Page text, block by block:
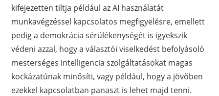
kifejezetten tiltja például az AI használatát
munkavégzéssel kapcsolatos megfigyelésre, emellett
pedig a demokrácia sérülékenységét is igyekszik
védeni azzal, hogy a választói viselkedést befolyásoló
mesterséges intelligencia szolgáltatásokat magas
kockázatúnak minősíti, vagy például, hogy a jövőben
ezekkel kapcsolatban panaszt is lehet majd tenni.